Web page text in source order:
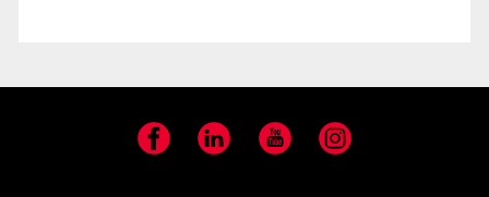
Facebook LinkedIn YouTube Instagram